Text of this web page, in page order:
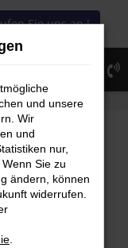
Sie uns an !
können:
und unsere
Wir
und
nur,
Sie zu
ändern, können
widerrufen.